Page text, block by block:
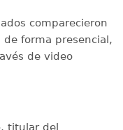
comparecieron
de forma presencial,
de video